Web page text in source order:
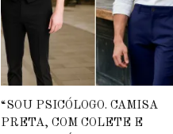
“SOU PSICÓLOGO. CAMISA
PRETA, COM COLETE E